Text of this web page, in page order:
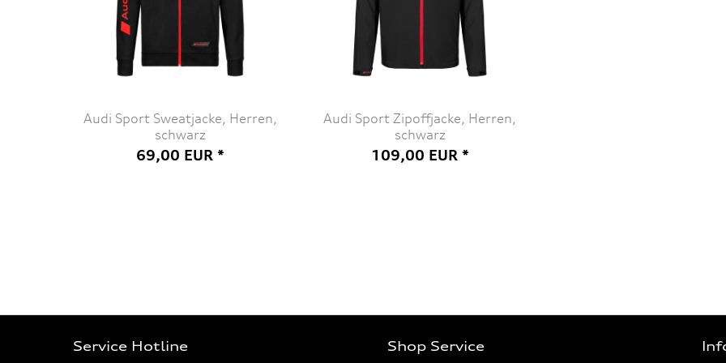
Audi Sport Sweatjacke, Herren,
schwarz
69,00 EUR *
Audi Sport Zipoffjacke, Herren,
schwarz
109,00 EUR *
Service Hotline Shop Service